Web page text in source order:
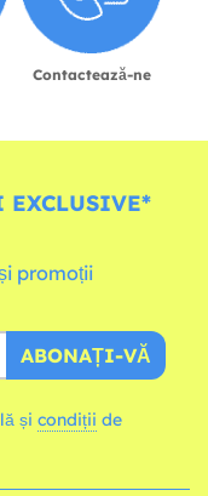
Contactează-ne
EXCLUSIVE*
promoții
ABONAȚI-VĂ
și condiții